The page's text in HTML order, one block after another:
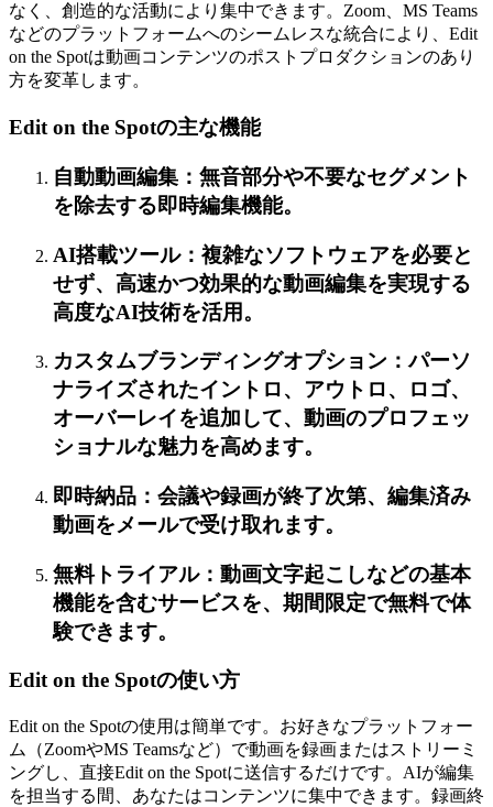
なく、創造的な活動により集中できます。Zoom、MS Teams
などのプラットフォームへのシームレスな統合により、Edit
on the Spotは動画コンテンツのポストプロダクションのあり
方を変革します。
Edit on the Spotの主な機能
自動動画編集：無音部分や不要なセグメント
を除去する即時編集機能。
AI搭載ツール：複雑なソフトウェアを必要と
せず、高速かつ効果的な動画編集を実現する
高度なAI技術を活用。
カスタムブランディングオプション：パーソ
ナライズされたイントロ、アウトロ、ロゴ、
オーバーレイを追加して、動画のプロフェッ
ショナルな魅力を高めます。
即時納品：会議や録画が終了次第、編集済み
動画をメールで受け取れます。
無料トライアル：動画文字起こしなどの基本
機能を含むサービスを、期間限定で無料で体
験できます。
Edit on the Spotの使い方
Edit on the Spotの使用は簡単です。お好きなプラットフォー
ム（ZoomやMS Teamsなど）で動画を録画またはストリーミ
ングし、直接Edit on the Spotに送信するだけです。AIが編集
を担当する間、あなたはコンテンツに集中できます。録画終